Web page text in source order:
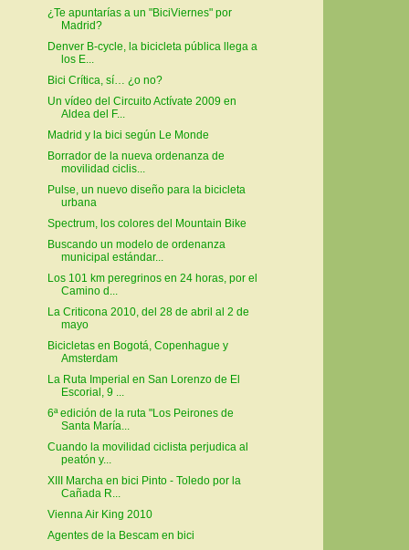
¿Te apuntarías a un "BiciViernes" por
Madrid?
Denver B-cycle, la bicicleta pública llega a
los E...
Bici Crítica, sí… ¿o no?
Un vídeo del Circuito Actívate 2009 en
Aldea del F...
Madrid y la bici según Le Monde
Borrador de la nueva ordenanza de
movilidad ciclis...
Pulse, un nuevo diseño para la bicicleta
urbana
Spectrum, los colores del Mountain Bike
Buscando un modelo de ordenanza
municipal estándar...
Los 101 km peregrinos en 24 horas, por el
Camino d...
La Criticona 2010, del 28 de abril al 2 de
mayo
Bicicletas en Bogotá, Copenhague y
Amsterdam
La Ruta Imperial en San Lorenzo de El
Escorial, 9 ...
6ª edición de la ruta "Los Peirones de
Santa María...
Cuando la movilidad ciclista perjudica al
peatón y...
XIII Marcha en bici Pinto - Toledo por la
Cañada R...
Vienna Air King 2010
Agentes de la Bescam en bici